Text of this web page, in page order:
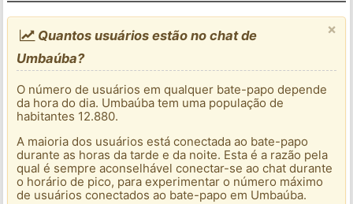
×
Quantos usuários estão no chat de
Umbaúba?
O número de usuários em qualquer bate-papo depende
da hora do dia. Umbaúba tem uma população de
habitantes 12.880.
A maioria dos usuários está conectada ao bate-papo
durante as horas da tarde e da noite. Esta é a razão pela
qual é sempre aconselhável conectar-se ao chat durante
o horário de pico, para experimentar o número máximo
de usuários conectados ao bate-papo em Umbaúba.